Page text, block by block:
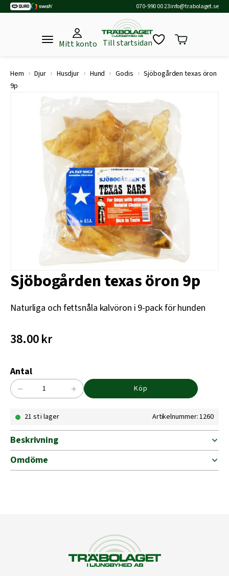
070-990 00 23info@trabolaget.se
Mitt konto Till startsidan
Hem › Djur › Husdjur › Hund › Godis › Sjöbogården texas öron
9p
Sjöbogården texas öron 9p
Naturliga och fettsnåla kalvöron i 9-pack för hunden
38.00kr
Antal
Sjöbogården
öron
mängd
− + Köp
21 st i lager Artikelnummer: 1260
Beskrivning
Omdöme